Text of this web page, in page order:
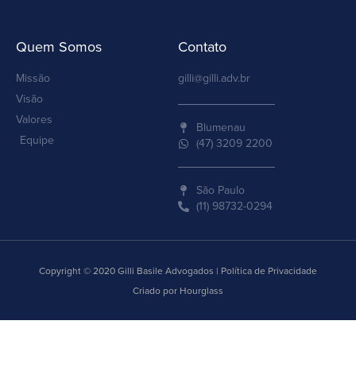
Quem Somos
Missão
Visão
Valores
Equipe
Contato
gilli@gilli.adv.br
Blumenau
(47) 3209 2200
São Paulo
(11) 98732-0294
Copyright © 2020 Gilli Basile Advogados | Política de Privacidade
Criado por Hourglass